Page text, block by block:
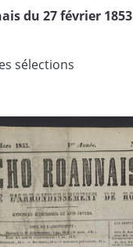
du 27 février 1853
sélections